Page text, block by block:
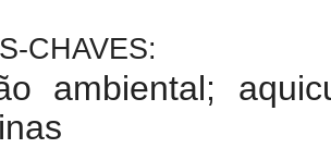
CHAVES:
ambiental;